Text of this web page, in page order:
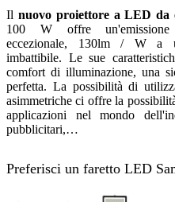
Il nuovo proiettore a LED da
100 W offre un'emissione
eccezionale, 130lm / W a
imbattibile. Le sue
comfort di illuminazione, una
perfetta. La possibilità di
asimmetriche ci offre la
applicazioni nel mondo
pubblicitari,…
Preferisci un faretto LED